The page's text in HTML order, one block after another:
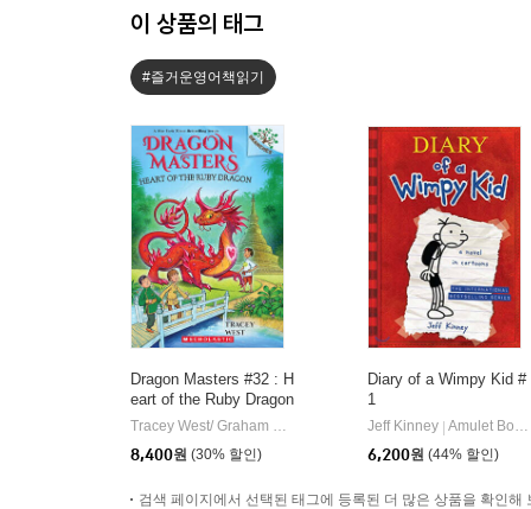
이 상품의 태그
#즐거운영어책읽기
Dragon Masters #32 : H
eart of the Ruby Dragon
(A Branches Book)
Tracey West/ Graham Howells (ILT)
Scholastic Inc
8,400원 (30% 할인)
Diary of a Wimpy Kid #
1
Jeff Kinney Amulet Books
6,200원 (44% 할인)
검색 페이지에서 선택된 태그에 등록된 더 많은 상품을 확인해